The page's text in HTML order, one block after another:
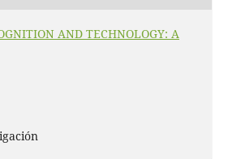
AND TECHNOLOGY: A